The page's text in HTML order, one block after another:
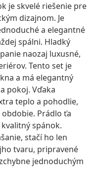
je skvelé riešenie pre
dizajnom. Je
a elegantné
spálni. Hladký
naozaj luxusné,
Tento set je
a má elegantný
pokoj. Vďaka
teplo a pohodlie,
Prádlo ťa
spánok.
stačí ho len
tvaru, pripravené
jednoduchým